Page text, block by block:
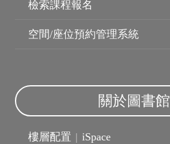
檢索課程報名
空間/座位預約管理系統
關於圖書館
樓層配置 | iSpace